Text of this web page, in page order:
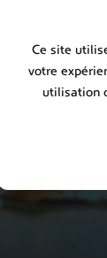
Ce site
votre
utilisation